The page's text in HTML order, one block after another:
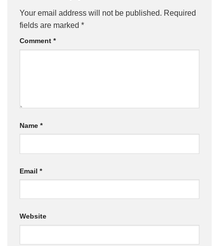
Your email address will not be published. Required
fields are marked *
Comment *
Name *
Email *
Website